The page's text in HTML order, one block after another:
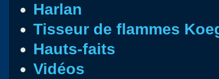
Harlan
Tisseur de flammes
Hauts-faits
Vidéos